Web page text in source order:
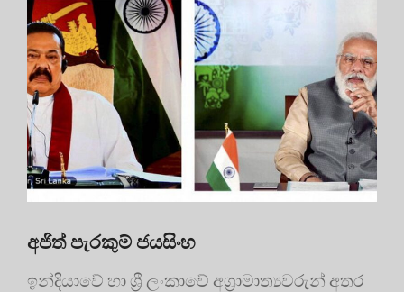
අජිත් පැරකුම් ජයසිංහ
ඉන්දියාවේ හා ශ්‍රී ලංකාවේ අග්‍රාමාත්‍යවරුන් අතර